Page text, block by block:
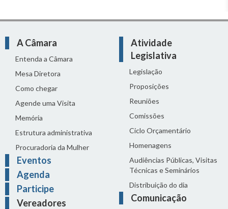
A Câmara
Entenda a Câmara
Mesa Diretora
Como chegar
Agende uma Visita
Memória
Estrutura administrativa
Procuradoria da Mulher
Eventos
Agenda
Participe
Vereadores
Atividade
Legislativa
Legislação
Proposições
Reuniões
Comissões
Ciclo Orçamentário
Homenagens
Audiências Públicas, Visitas
Técnicas e Seminários
Distribuição do dia
Comunicação